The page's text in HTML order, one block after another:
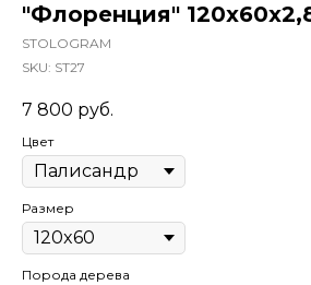
"Флоренция"
STOLOGRAM
SKU: ST27
7 800 руб.
Цвет
Размер
Порода дерева